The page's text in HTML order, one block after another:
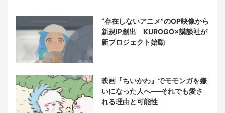
“存在しないアニメ”のOP映像から
新規IP創出 KUROGO×講談社が
新プロジェクト始動
映画『ちいかわ』でモモンガを嫌
いになった人へ──それでも愛さ
れる理由と可能性